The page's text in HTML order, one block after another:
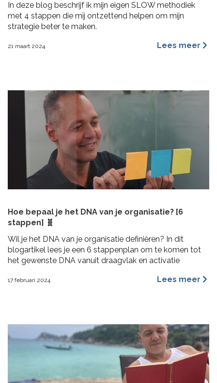
In deze blog beschrijf ik mijn eigen SLOW methodiek
met 4 stappen die mij ontzettend helpen om mijn
strategie beter te maken.
21 maart 2024 Lees meer
Hoe bepaal je het DNA van je organisatie? [6
stappen] 🧬
Wil je het DNA van je organisatie definiëren? In dit
blogartikel lees je een 6 stappenplan om te komen tot
het gewenste DNA vanuit draagvlak en activatie
17 februari 2024 Lees meer